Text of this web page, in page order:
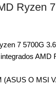
Ryzen
7 5700G
AMD
(ASUS O MSI